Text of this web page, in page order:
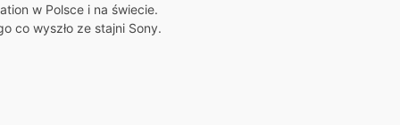
w Polsce i na świecie.
co wyszło ze stajni Sony.